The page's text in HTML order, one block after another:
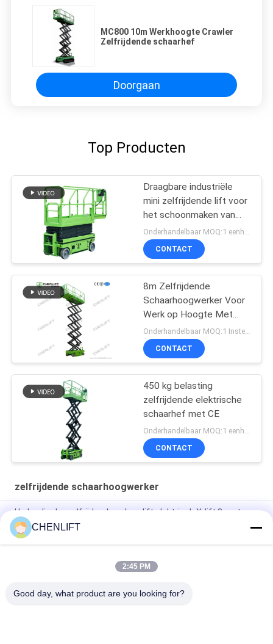
MC800 10m Werkhoogte Crawler
Zelfrijdende schaarhef
Doorgaan
Top Producten
Draagbare industriële
mini zelfrijdende lift voor
het schoonmaken van
verf
Onderhandelbaar MOQ:1 eenheid
CONTACT
8m Zelfrijdende
Schaarhoogwerker Voor
Werk op Hoogte Met
230Kg Laadvermogen
CONTACT
450 kg belasting
zelfrijdende elektrische
schaarhef met CE
CONTACT
zelfrijdende schaarhoogwerker
Hydraulische zelfrijdende schaarlift elektrisch X-lift 8 meter
450 kg laadvermogen
6m platformhoogte zelfrijdende schaarlift met
CHENLIFT
2:45 PM
Good day, what product are you looking for?